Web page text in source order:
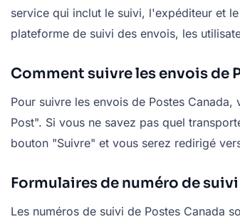
service qui inclut le suivi, l'expéditeur et
plateforme de suivi des envois, les
Comment suivre les envois de
Pour suivre les envois de Postes
Post". Si vous ne savez pas quel
bouton "Suivre" et vous serez redirigé
Formulaires de numéro de
Les numéros de suivi de Postes Canada